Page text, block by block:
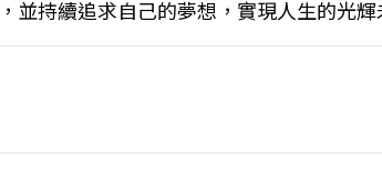
並持續追求自己的夢想，實現人生的光